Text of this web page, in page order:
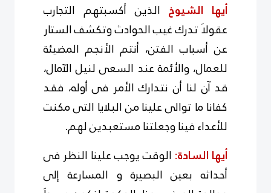
أيها الشيوخ الذين أكسبتهم التجارب
عقولاَ تدرك غيب الحوادث وتكشف الستار
عن أسباب الفتن، أنتم الأنجم المضيئة
للعمال، والأئمة عند السعى لنيل الآمال،
قد آن لنا أن نتدارك الأمر فى أوله، فقد
كفانا ما توالى علينا من البلايا التى مكنت
للأعداء فينا وجعلتنا مستعبدين لهم.
أيها السادة: الوقت يوجب علينا النظر فى
أحداثه بعين البصيرة و المسارعة إلى